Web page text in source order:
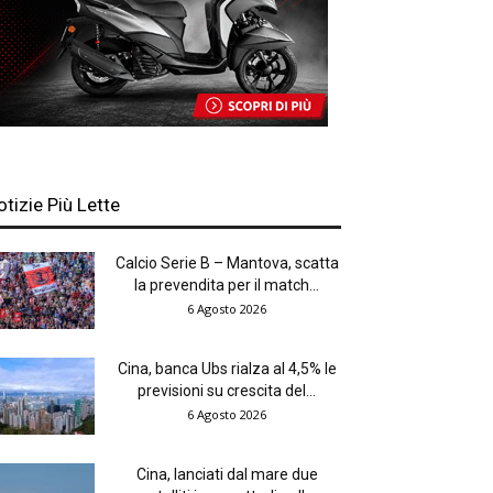
Più Lette
Calcio Serie B – Mantova, scatta
la prevendita per il match...
6 Agosto 2026
Cina, banca Ubs rialza al 4,5% le
previsioni su crescita del...
6 Agosto 2026
Cina, lanciati dal mare due